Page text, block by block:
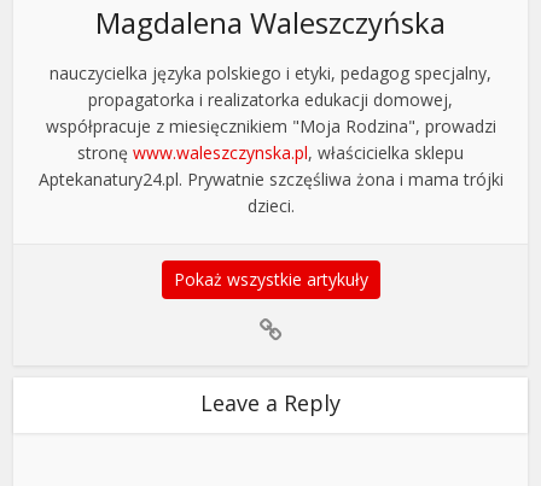
Magdalena Waleszczyńska
nauczycielka języka polskiego i etyki, pedagog specjalny,
propagatorka i realizatorka edukacji domowej,
współpracuje z miesięcznikiem "Moja Rodzina", prowadzi
stronę www.waleszczynska.pl, właścicielka sklepu
Aptekanatury24.pl. Prywatnie szczęśliwa żona i mama trójki
dzieci.
Pokaż wszystkie artykuły
Leave a Reply